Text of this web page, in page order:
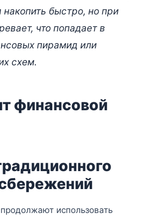
накопить быстро, но при
что попадает в
пирамид или
схем.
финансовой
использовать